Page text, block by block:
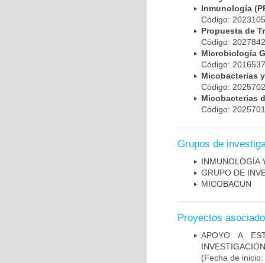
Inmunología
Código:
Propuesta de
Código:
Microbiología
Código:
Micobacterias
Código:
Micobacterias
Código:
Grupos de
INMUNOLOGÍA
GRUPO DE
MICOBAC­UN
Proyectos
APOYO A
(Fecha de